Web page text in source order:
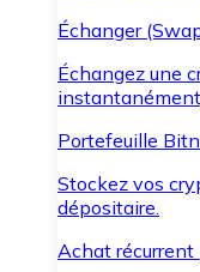
Échanger
Échangez une
Portefeuille
Stockez vos
dépositaire.
Achat récurrent